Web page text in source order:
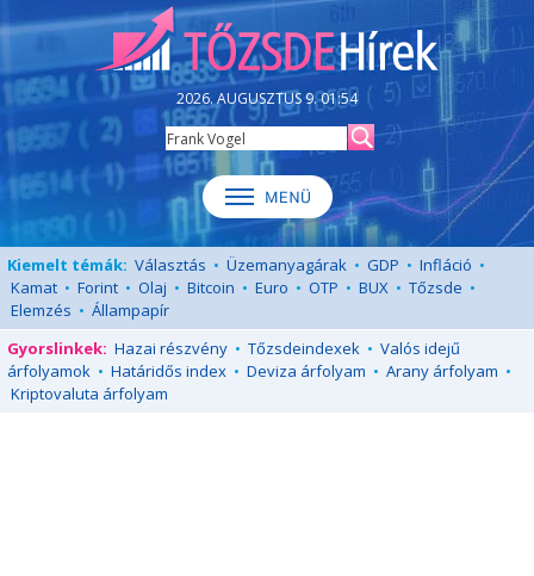
2026. AUGUSZTUS 9. 01:54
Kiemelt témák: Választás • Üzemanyagárak • GDP • Infláció •
Kamat • Forint • Olaj • Bitcoin • Euro • OTP • BUX • Tőzsde •
Elemzés • Állampapír
Gyorslinkek: Hazai részvény • Tőzsdeindexek • Valós idejű
árfolyamok • Határidős index • Deviza árfolyam • Arany árfolyam •
Kriptovaluta árfolyam